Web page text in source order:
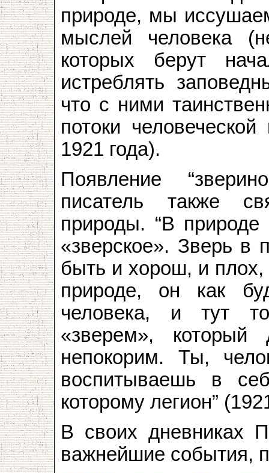
природе, мы
мыслей человека
которых берут
истреблять
что с ними
потоки
1921 года).
Появление
писатель также
природы. “В
«зверское». Зверь в
быть и хорош, и плох,
природе, он как
человека, и тут
«зверем», который
непокорим. Ты,
воспитываешь в
которому легион”
В своих дневниках
важнейшие события,